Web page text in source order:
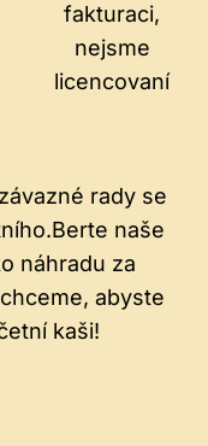
fakturaci,
nejsme
licencovaní
rady se
naše
náhradu za
abyste
kaši!